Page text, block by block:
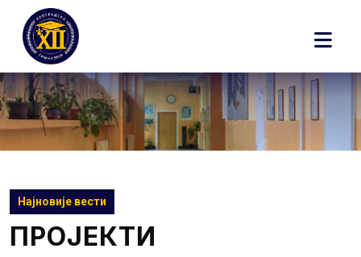
content
Најновије вести
ПРОЈЕКТИ